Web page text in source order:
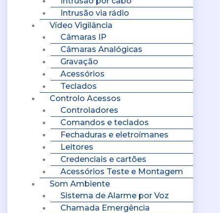
Intrusão via rádio
Vídeo Vigilância
Câmaras IP
Câmaras Analógicas
Gravação
Acessórios
Teclados
Controlo Acessos
Controladores
Comandos e teclados
Fechaduras e eletroímanes
Leitores
Credenciais e cartões
Acessórios Teste e Montagem
Som Ambiente
Sistema de Alarme por Voz
Chamada Emergência